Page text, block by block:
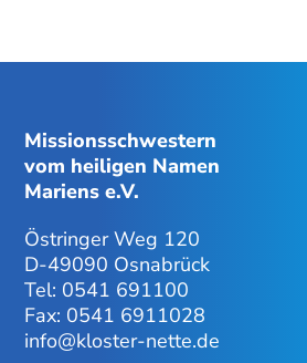
Missionsschwestern
vom heiligen Namen
Mariens e.V.
Östringer Weg 120
D-49090 Osnabrück
Tel: 0541 691100
Fax: 0541 6911028
info@kloster-nette.de